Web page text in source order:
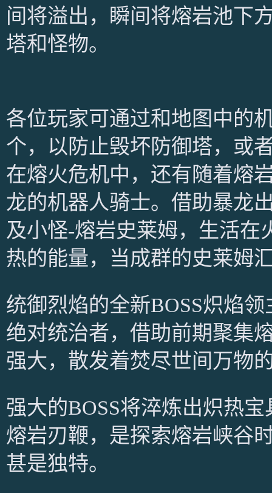
间将溢出，瞬间将熔岩池下
塔和怪物。
各位玩家可通过和地图中的
个，以防止毁坏防御塔，或
在熔火危机中，还有随着熔
龙的机器人骑士。借助暴龙
及小怪-熔岩史莱姆，生活在
热的能量，当成群的史莱姆
统御烈焰的全新BOSS炽焰
绝对统治者，借助前期聚集
强大，散发着焚尽世间万物
强大的BOSS将淬炼出炽热
熔岩刃鞭，是探索熔岩峡谷
甚是独特。